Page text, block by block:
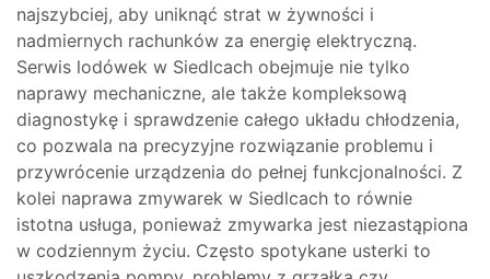
najszybciej, aby uniknąć strat w żywności i
nadmiernych rachunków za energię elektryczną.
Serwis lodówek w Siedlcach obejmuje nie tylko
naprawy mechaniczne, ale także kompleksową
diagnostykę i sprawdzenie całego układu chłodzenia,
co pozwala na precyzyjne rozwiązanie problemu i
przywrócenie urządzenia do pełnej funkcjonalności. Z
kolei naprawa zmywarek w Siedlcach to równie
istotna usługa, ponieważ zmywarka jest niezastąpiona
w codziennym życiu. Często spotykane usterki to